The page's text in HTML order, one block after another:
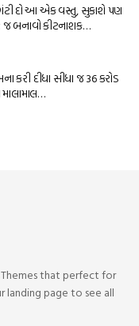
દો આ એક વસ્તુ, સુકાશે પણ
બનાવો કીટનાશક…
કરી દીધા સીધા જ 36 કરોડ
માલામાલ…
that perfect for
landing page to see all